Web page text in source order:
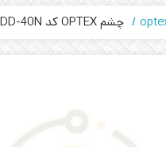
چشم OPTEX کد CDD-40N